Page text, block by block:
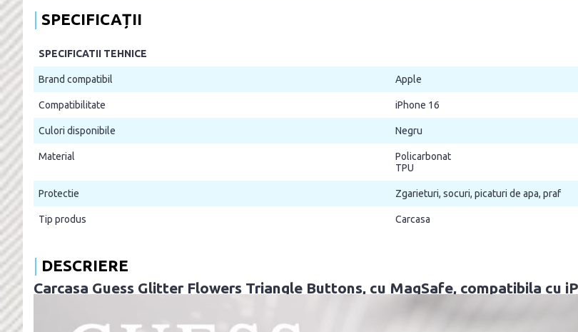
SPECIFICAȚII
SPECIFICATII TEHNICE
Brand compatibil Apple
Compatibilitate iPhone 16
Culori disponibile Negru
Material
Policarbonat
TPU
Protectie Zgarieturi, socuri, picaturi de apa, praf
Tip produs Carcasa
DESCRIERE
Carcasa Guess Glitter Flowers Triangle Buttons, cu MagSafe, compatibila cu